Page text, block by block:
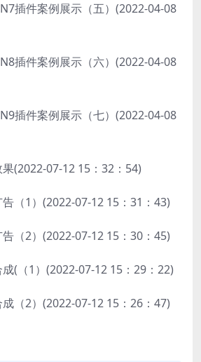
插件案例展示（五）(2022-04-08
插件案例展示（六）(2022-04-08
插件案例展示（七）(2022-04-08
(2022-07-12 15：32：54)
（1）(2022-07-12 15：31：43)
（2）(2022-07-12 15：30：45)
(（1）(2022-07-12 15：29：22)
（2）(2022-07-12 15：26：47)